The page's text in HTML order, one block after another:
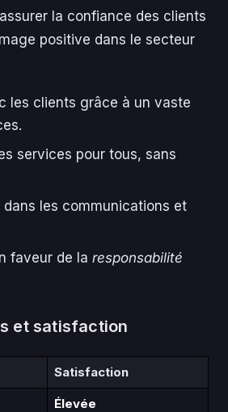
la confiance des clients
positive dans le secteur
les clients grâce à un vaste
services pour tous, sans
dans les communications et
faveur de la responsabilité
et satisfaction
Satisfaction
Élevée